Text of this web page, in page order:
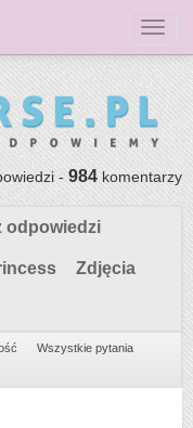
-984komentarzy
odpowiedzi
Zdjęcia
Wszystkie pytania